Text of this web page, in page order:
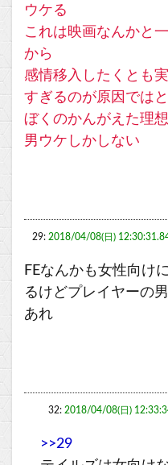
ウケる
これは映画なんかと
から
感情移入したくとも
すぎるのが原因では
ぼくのかんがえた理
男ウケしかしない
29: 2018/04/08(日)
FEなんかも女性向け
るけどプレイヤーの
あれ
32: 2018/04/08(日)
>>29